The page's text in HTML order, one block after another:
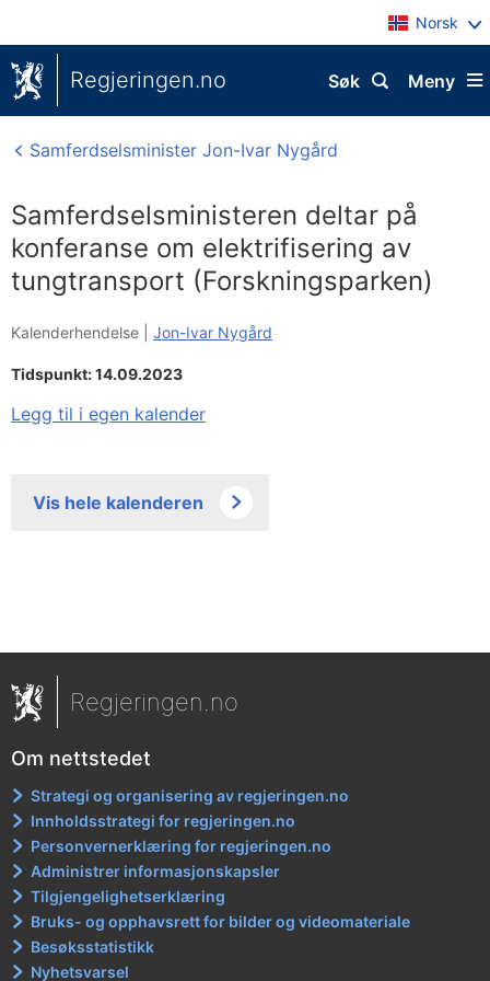
Norsk
Regjeringen.no Meny
Søk
Samferdselsminister Jon-Ivar Nygård
Samferdselsministeren deltar på
konferanse om elektrifisering av
tungtransport (Forskningsparken)
Kalenderhendelse | Jon-Ivar Nygård
Tidspunkt: 14.09.2023
Legg til i egen kalender
Vis hele kalenderen
Regjeringen.no
Om nettstedet
Strategi og organisering av regjeringen.no
Innholdsstrategi for regjeringen.no
Personvernerklæring for regjeringen.no
Administrer informasjonskapsler
Tilgjengelighetserklæring
Bruks- og opphavsrett for bilder og videomateriale
Besøksstatistikk
Nyhetsvarsel